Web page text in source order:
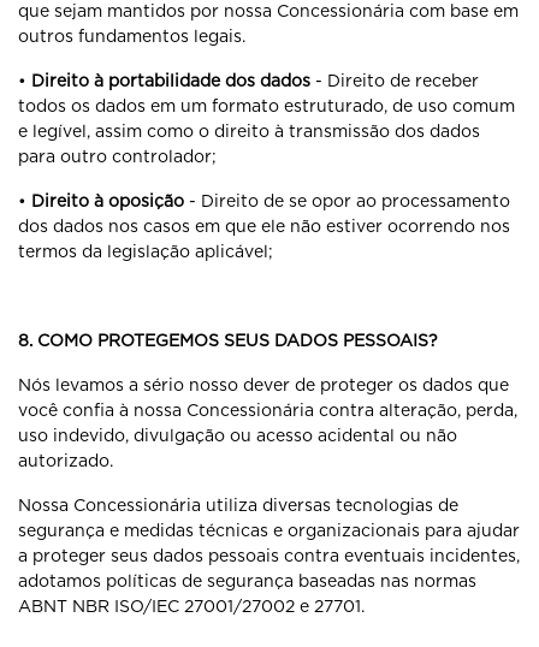
que sejam mantidos por nossa Concessionária com base em
outros fundamentos legais.
• Direito à portabilidade dos dados - Direito de receber
todos os dados em um formato estruturado, de uso comum
e legível, assim como o direito à transmissão dos dados
para outro controlador;
• Direito à oposição - Direito de se opor ao processamento
dos dados nos casos em que ele não estiver ocorrendo nos
termos da legislação aplicável;
8. COMO PROTEGEMOS SEUS DADOS PESSOAIS?
Nós levamos a sério nosso dever de proteger os dados que
você confia à nossa Concessionária contra alteração, perda,
uso indevido, divulgação ou acesso acidental ou não
autorizado.
Nossa Concessionária utiliza diversas tecnologias de
segurança e medidas técnicas e organizacionais para ajudar
a proteger seus dados pessoais contra eventuais incidentes,
adotamos políticas de segurança baseadas nas normas
ABNT NBR ISO/IEC 27001/27002 e 27701.